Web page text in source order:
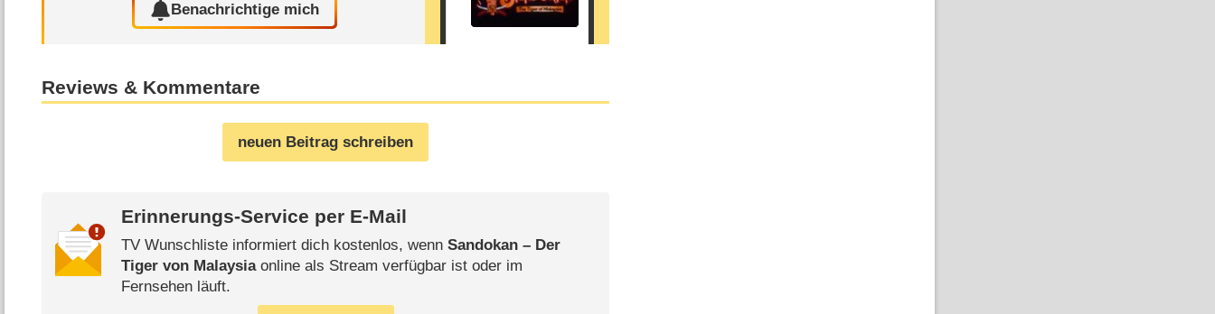
Benachrichtige mich
Reviews & Kommentare
neuen Beitrag schreiben
Erinnerungs-Service per E-Mail
TV Wunschliste informiert dich kostenlos, wenn Sandokan – Der
Tiger von Malaysiaonline als Stream verfügbar ist oder im
Fernsehen läuft.